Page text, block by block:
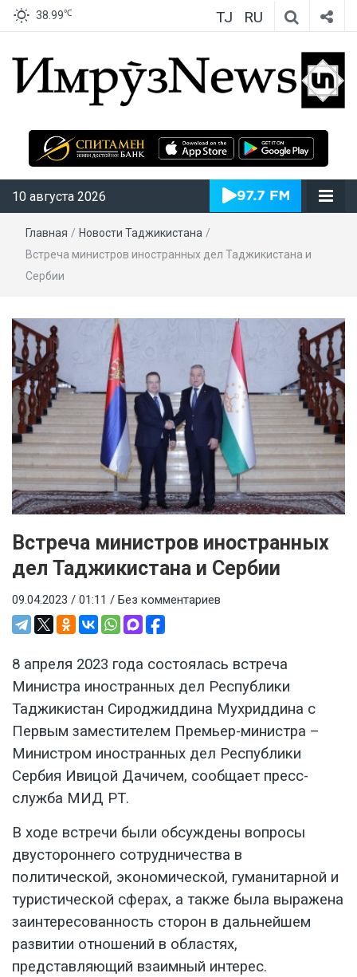
38.99℃ TJ RU
ИмрӯзNews
10 августа 2026
Главная / Новости Таджикистана /
Встреча министров иностранных дел Таджикистана и
Сербии
Встреча министров иностранных
дел Таджикистана и Сербии
09.04.2023 / 01:11 / Без комментариев
8 апреля 2023 года состоялась встреча
Министра иностранных дел Республики
Таджикистан Сироджиддина Мухриддина с
Первым заместителем Премьер-министра –
Министром иностранных дел Республики
Сербия Ивицой Дачичем, сообщает пресс-
служба МИД РТ.
В ходе встречи были обсуждены вопросы
двустороннего сотрудничества в
политической, экономической, гуманитарной и
туристической сферах, а также была выражена
заинтересованность сторон в дальнейшем
развитии отношений в областях,
представляющий взаимный интерес.